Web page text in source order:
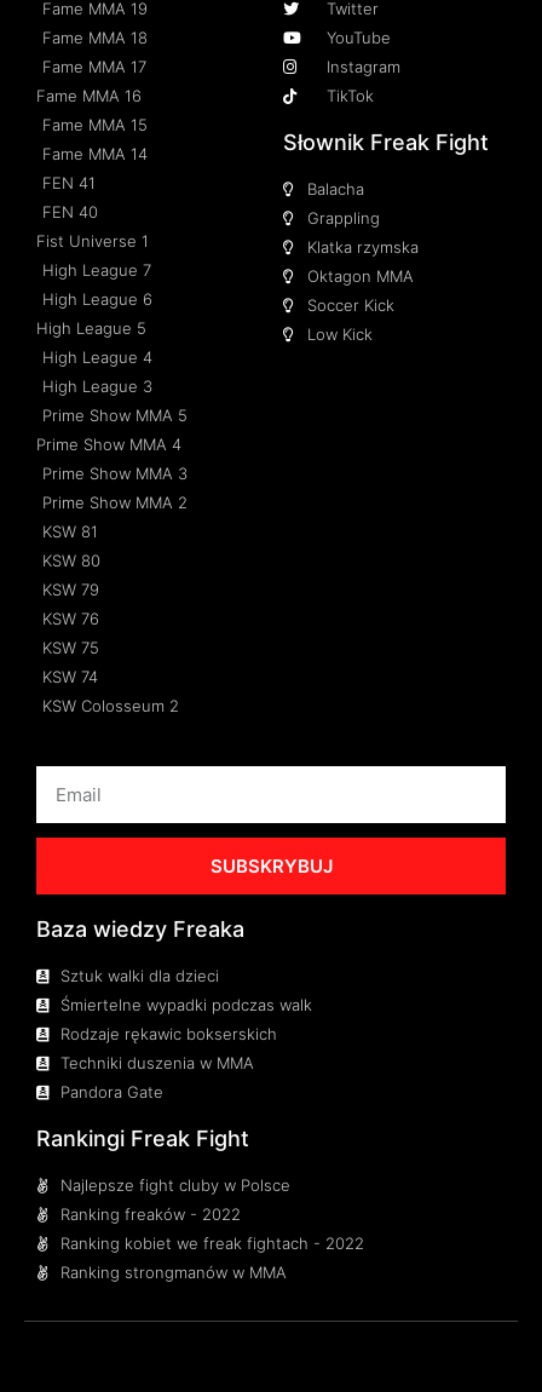
Fame MMA 19
Fame MMA 18
Fame MMA 17
Fame MMA 16
Fame MMA 15
Fame MMA 14
FEN 41
FEN 40
Fist Universe 1
High League 7
High League 6
High League 5
High League 4
High League 3
Prime Show MMA 5
Prime Show MMA 4
Prime Show MMA 3
Prime Show MMA 2
KSW 81
KSW 80
KSW 79
KSW 76
KSW 75
KSW 74
KSW Colosseum 2
Twitter
YouTube
Instagram
TikTok
Słownik Freak Fight
Balacha
Grappling
Klatka rzymska
Oktagon MMA
Soccer Kick
Low Kick
SUBSKRYBUJ
Baza wiedzy Freaka
Sztuk walki dla dzieci
Śmiertelne wypadki podczas walk
Rodzaje rękawic bokserskich
Techniki duszenia w MMA
Pandora Gate
Rankingi Freak Fight
Najlepsze fight cluby w Polsce
Ranking freaków - 2022
Ranking kobiet we freak fightach - 2022
Ranking strongmanów w MMA